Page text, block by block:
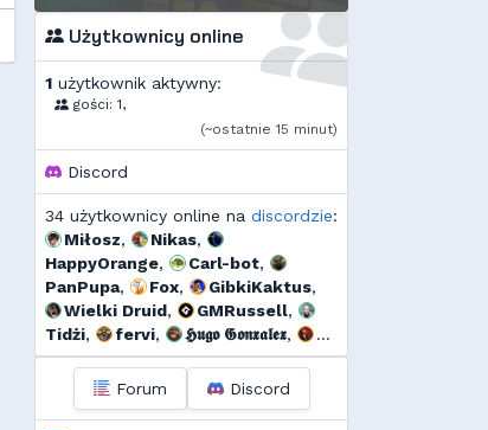
Użytkownicy online
1 użytkownik aktywny:
gości: 1,
(~ostatnie 15 minut)
Discord
34 użytkownicy online na discordzie:
Miłosz, Nikas,
HappyOrange, Carl-bot,
PanPupa, Fox, GibkiKaktus,
Wielki Druid, GMRussell,
Tidżi, fervi, 𝕳𝖚𝖌𝖔 𝕲𝖔𝖓𝖝𝖆𝖑𝖊𝖝,
𝕯𝖎𝖆𝖓𝖆, Kalor, Threef,
RogerDodg3r
Uzjel ,
,
Pako, Dyno, 🆅🅸🆃🅾74🅼,
Forum Discord